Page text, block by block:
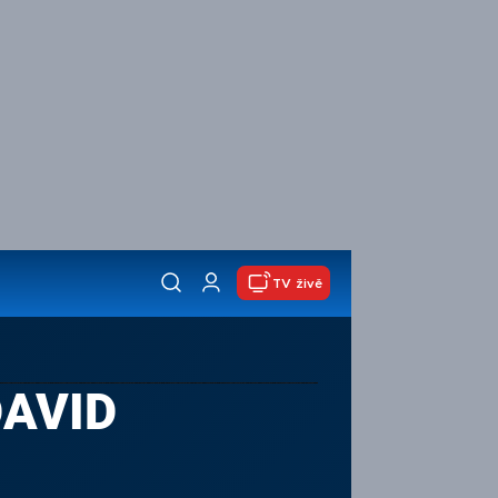
TV živě